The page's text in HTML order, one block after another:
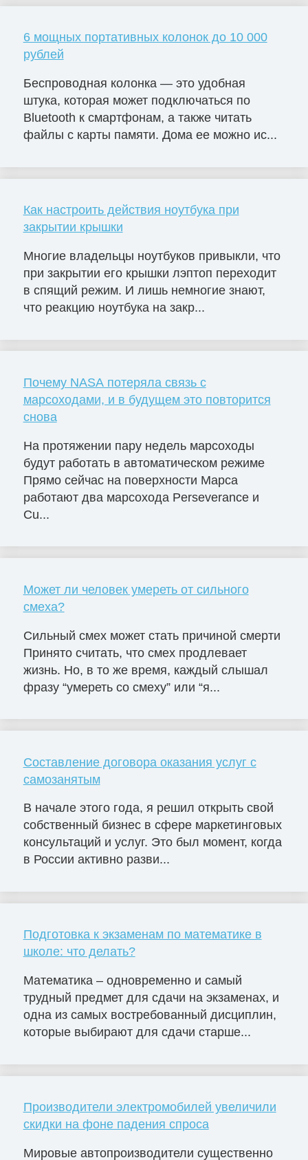
6 мощных портативных колонок до 10 000
рублей
Беспроводная колонка — это удобная
штука, которая может подключаться по
Bluetooth к смартфонам, а также читать
файлы с карты памяти. Дома ее можно ис...
Как настроить действия ноутбука при
закрытии крышки
Многие владельцы ноутбуков привыкли, что
при закрытии его крышки лэптоп переходит
в спящий режим. И лишь немногие знают,
что реакцию ноутбука на закр...
Почему NASA потеряла связь с
марсоходами, и в будущем это повторится
снова
На протяжении пару недель марсоходы
будут работать в автоматическом режиме
Прямо сейчас на поверхности Марса
работают два марсохода Perseverance и
Cu...
Может ли человек умереть от сильного
смеха?
Сильный смех может стать причиной смерти
Принято считать, что смех продлевает
жизнь. Но, в то же время, каждый слышал
фразу “умереть со смеху” или “я...
Составление договора оказания услуг с
самозанятым
В начале этого года, я решил открыть свой
собственный бизнес в сфере маркетинговых
консультаций и услуг. Это был момент, когда
в России активно разви...
Подготовка к экзаменам по математике в
школе: что делать?
Математика – одновременно и самый
трудный предмет для сдачи на экзаменах, и
одна из самых востребованный дисциплин,
которые выбирают для сдачи старше...
Производители электромобилей увеличили
скидки на фоне падения спроса
Мировые автопроизводители существенно